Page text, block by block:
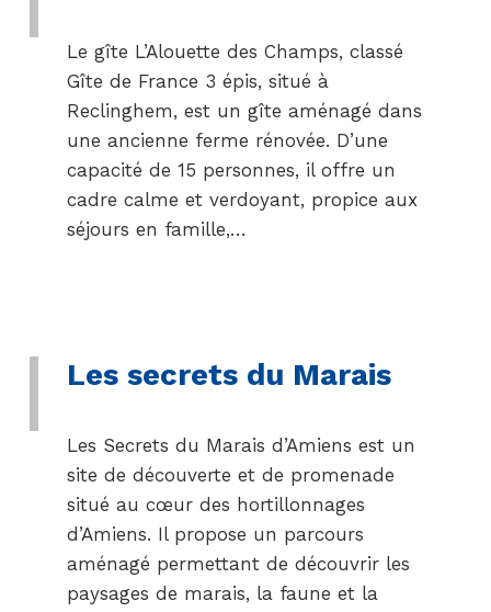
Le gîte L’Alouette des Champs, classé
Gîte de France 3 épis, situé à
Reclinghem, est un gîte aménagé dans
une ancienne ferme rénovée. D’une
capacité de 15 personnes, il offre un
cadre calme et verdoyant, propice aux
séjours en famille,…
Les secrets du Marais
Les Secrets du Marais d’Amiens est un
site de découverte et de promenade
situé au cœur des hortillonnages
d’Amiens. Il propose un parcours
aménagé permettant de découvrir les
paysages de marais, la faune et la